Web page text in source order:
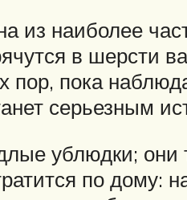
из наиболее
в шерсти
пока
серьезным
ублюдки; они
по дому: